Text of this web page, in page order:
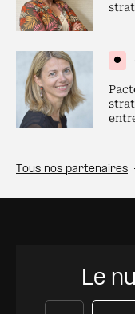
Tous nos partenaires
Le